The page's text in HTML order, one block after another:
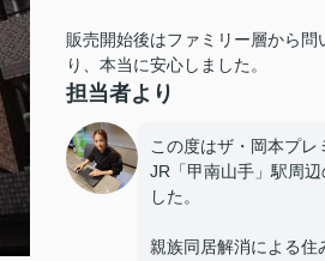
販売開始後はファミリー層から
り、本当に安心しました。
担当者より
この度はザ・岡本プ
JR「甲南山手」駅周
した。
親族同居解消による住